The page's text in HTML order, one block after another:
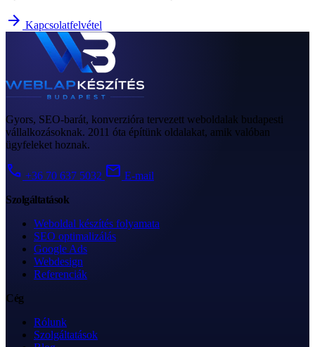
arrow_forward Kapcsolatfelvétel
Gyors, SEO-barát, konverzióra tervezett weboldalak budapesti
vállalkozásoknak. 2011 óta építünk oldalakat, amik valóban
ügyfeleket hoznak.
call +36 70 637 5032 mail E-mail
Szolgáltatások
Weboldal készítés folyamata
SEO optimalizálás
Google Ads
Webdesign
Referenciák
Cég
Rólunk
Szolgáltatások